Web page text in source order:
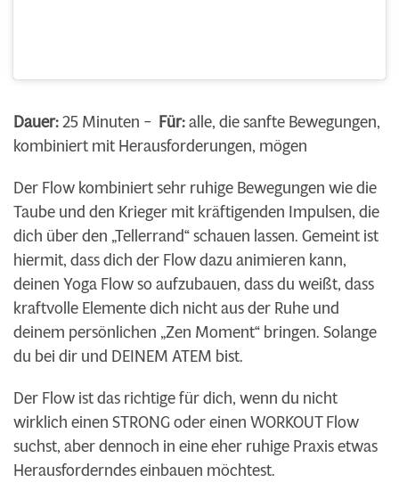
Dauer:25 Minuten – Für:alle, die sanfte Bewegungen,
kombiniert mit Herausforderungen, mögen
Der Flow kombiniert sehr ruhige Bewegungen wie die
Taube und den Krieger mit kräftigenden Impulsen, die
dich über den „Tellerrand“ schauen lassen. Gemeint ist
hiermit, dass dich der Flow dazu animieren kann,
deinen Yoga Flow so aufzubauen, dass du weißt, dass
kraftvolle Elemente dich nicht aus der Ruhe und
deinem persönlichen „Zen Moment“ bringen. Solange
du bei dir und DEINEM ATEM bist.
Der Flow ist das richtige für dich, wenn du nicht
wirklich einen STRONG oder einen WORKOUT Flow
suchst, aber dennoch in eine eher ruhige Praxis etwas
Herausforderndes einbauen möchtest.